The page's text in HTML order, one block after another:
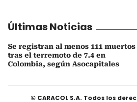
Últimas Noticias
Se registran al menos 111 muertos
tras el terremoto de 7.4 en
Colombia, según Asocapitales
© CARACOL S.A. Todos los